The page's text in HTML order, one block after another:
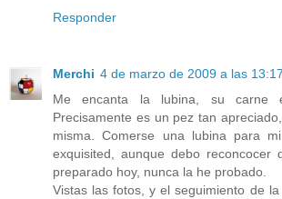
Responder
Merchi 4 de marzo de 2009 a las 13:17
Me encanta la lubina, su carne
Precisamente es un pez tan
misma. Comerse una lubina para
exquisited, aunque debo
preparado hoy, nunca la he probado.
Vistas las fotos, y el seguimiento de